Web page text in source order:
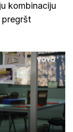
kombinaciju
pregršt